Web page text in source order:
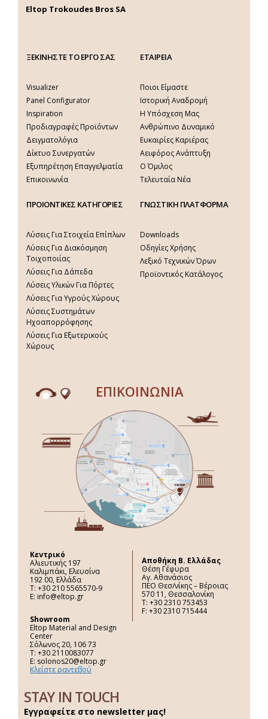
Eltop Trokoudes Bros SA
ΞΕΚΙΝΗΣΤΕ ΤΟ ΕΡΓΟ ΣΑΣ
Visualizer
Panel Configurator
Inspiration
Προδιαγραφές Προϊόντων
Δειγματολόγια
Δίκτυο Συνεργατών
Εξυπηρέτηση Επαγγελματία
Επικοινωνία
ΕΤΑΙΡΕΙΑ
Ποιοι Είμαστε
Ιστορική Αναδρομή
Η Υπόσχεση Μας
Ανθρώπινο Δυναμικό
Ευκαιρίες Καριέρας
Αειφόρος Ανάπτυξη
Ο Όμιλος
Τελευταία Νέα
ΠΡΟΙΟΝΤΙΚΕΣ ΚΑΤΗΓΟΡΙΕΣ
Λύσεις Για Στοιχεία Επίπλων
Λύσεις Για Διακόσμηση
Τοιχοποιίας
Λύσεις Για Δάπεδα
Λύσεις Υλικών Για Πόρτες
Λύσεις Για Υγρούς Χώρους
Λύσεις Συστημάτων
Ηχοαπορρόφησης
Λύσεις Για Εξωτερικούς
Χώρους
ΓΝΩΣΤΙΚΗ ΠΛΑΤΦΟΡΜΑ
Downloads
Οδηγίες Χρήσης
Λεξικό Τεχνικών Όρων
Προϊοντικός Κατάλογος
ΕΠΙΚΟΙΝΩΝΙΑ
Κεντρικό
Αλιευτικής 197
Καλιμπάκι, Ελευσίνα
192 00, Ελλάδα
Τ: +30 210 5565570-9
E: info@eltop.gr
Showroom
Eltop Material and Design
Center
Σόλωνος 20, 106 73
Τ: +30 2110083077
E: solonos20@eltop.gr
Κλείστε ραντεβού
Aποθήκη Β. Ελλάδας
Θέση Γέφυρα
Αγ. Αθανάσιος
ΠΕΟ Θεσ/νίκης – Βέροιας
570 11, Θεσσαλονίκη
Τ: +30 2310 753453
F: +30 2310 715444
STAY IN TOUCH
Εγγραφείτε στο newsletter μας!